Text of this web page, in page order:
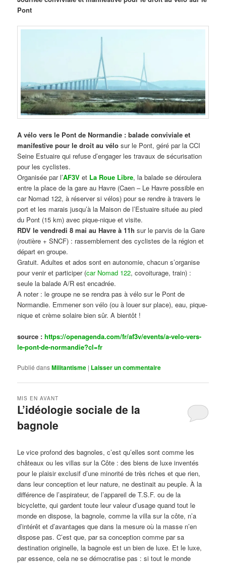
Pont
A vélo vers le Pont de Normandie : balade conviviale et
manifestive pour le droit au vélo sur le Pont, géré par la CCI
Seine Estuaire qui refuse d’engager les travaux de sécurisation
pour les cyclistes.
Organisée par l’AF3V et La Roue Libre, la balade se déroulera
entre la place de la gare au Havre (Caen – Le Havre possible en
car Nomad 122, à réserver si vélos) pour se rendre à travers le
port et les marais jusqu’à la Maison de l’Estuaire située au pied
du Pont (15 km) avec pique-nique et visite.
RDV le vendredi 8 mai au Havre à 11h sur le parvis de la Gare
(routière + SNCF) : rassemblement des cyclistes de la région et
départ en groupe.
Gratuit. Adultes et ados sont en autonomie, chacun s’organise
pour venir et participer (car Nomad 122, covoiturage, train) :
seule la balade A/R est encadrée.
A noter : le groupe ne se rendra pas à vélo sur le Pont de
Normandie. Emmener son vélo (ou à louer sur place), eau, pique-
nique et crème solaire bien sûr. A bientôt !
source :https://openagenda.com/fr/af3v/events/a-velo-vers-
le-pont-de-normandie?cl=fr
Publié dansMilitantisme | Laisser un commentaire
L’idéologie sociale de la
bagnole
MIS EN AVANT
Le vice profond des bagnoles, c’est qu’elles sont comme les
châteaux ou les villas sur la Côte : des biens de luxe inventés
pour le plaisir exclusif d’une minorité de très riches et que rien,
dans leur conception et leur nature, ne destinait au peuple. À la
différence de l’aspirateur, de l’appareil de T.S.F. ou de la
bicyclette, qui gardent toute leur valeur d’usage quand tout le
monde en dispose, la bagnole, comme la villa sur la côte, n’a
d’intérêt et d’avantages que dans la mesure où la masse n’en
dispose pas. C’est que, par sa conception comme par sa
destination originelle, la bagnole est un bien de luxe. Et le luxe,
par essence, cela ne se démocratise pas : si tout le monde